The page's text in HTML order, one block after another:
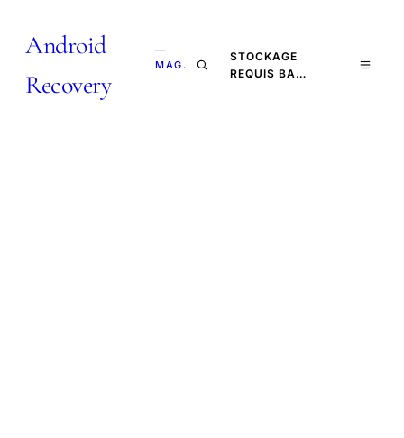
Android
Recovery
—
MAG.
STOCKAGE
REQUIS BA…